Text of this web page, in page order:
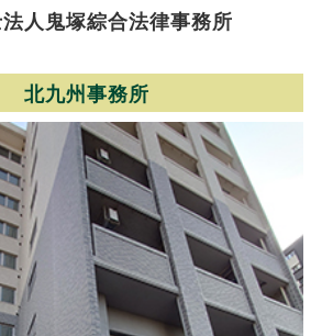
人 鬼塚綜合法律事務所
北九州事務所